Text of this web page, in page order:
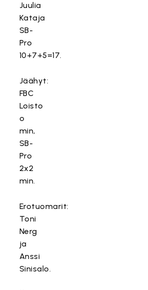
Juulia
Kataja
SB-
Pro
10+7+5=17.
Jäähyt:
FBC
Loisto
o
min,
SB-
Pro
2x2
min.
Erotuomarit:
Toni
Nerg
ja
Anssi
Sinisalo.
T
m
ä
si
s
ä
lt
ö
e
t
e
t
t
y
,